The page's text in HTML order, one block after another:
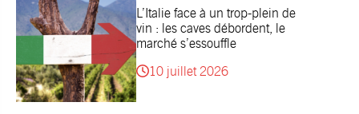
L’Italie face à un trop-plein de
vin : les caves débordent, le
marché s’essouffle
10 juillet 2026